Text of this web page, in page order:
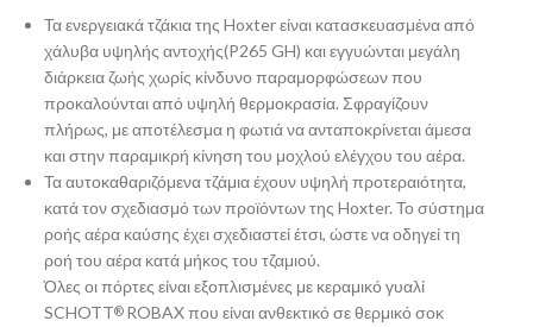
Τα ενεργειακά τζάκια της Hoxter είναι κατασκευασμένα από
χάλυβα υψηλής αντοχής(P265 GH) και εγγυώνται μεγάλη
διάρκεια ζωής χωρίς κίνδυνο παραμορφώσεων που
προκαλούνται από υψηλή θερμοκρασία. Σφραγίζουν
πλήρως, με αποτέλεσμα η φωτιά να ανταποκρίνεται άμεσα
και στην παραμικρή κίνηση του μοχλού ελέγχου του αέρα.
Τα αυτοκαθαριζόμενα τζάμια έχουν υψηλή προτεραιότητα,
κατά τον σχεδιασμό των προϊόντων της Hoxter. Το σύστημα
ροής αέρα καύσης έχει σχεδιαστεί έτσι, ώστε να οδηγεί τη
ροή του αέρα κατά μήκος του τζαμιού.
Όλες οι πόρτες είναι εξοπλισμένες με κεραμικό γυαλί
SCHOTT® ROBAX που είναι ανθεκτικό σε θερμικό σοκ